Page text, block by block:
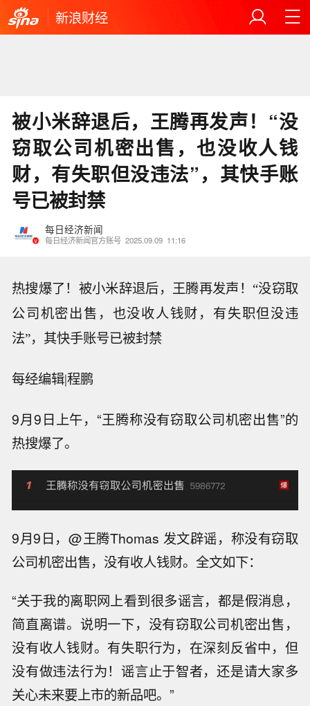
新浪财经
被小米辞退后，王腾再发声！“没
窃取公司机密出售，也没收人钱
财，有失职但没违法”，其快手账
号已被封禁
每日经济新闻
每日经济新闻官方账号 2025.09.09 11:16
热搜爆了！被小米辞退后，王腾再发声！“没窃取
公司机密出售，也没收人钱财，有失职但没违
法”，其快手账号已被封禁
每经编辑|程鹏
9月9日上午，“王腾称没有窃取公司机密出售”的
热搜爆了。
9月9日，@王腾Thomas 发文辟谣，称没有窃取
公司机密出售，没有收人钱财。全文如下：
“关于我的离职网上看到很多谣言，都是假消息，
简直离谱。说明一下，没有窃取公司机密出售，
没有收人钱财。有失职行为，在深刻反省中，但
没有做违法行为！谣言止于智者，还是请大家多
关心未来要上市的新品吧。”